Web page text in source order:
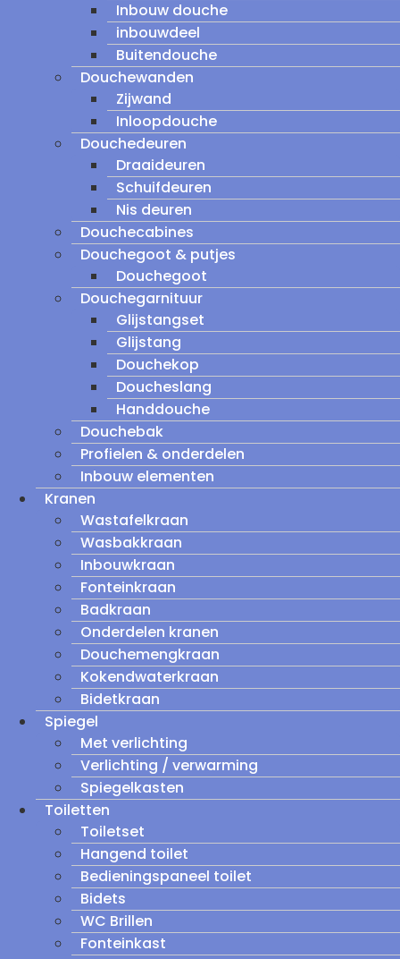
Inbouw douche
inbouwdeel
Buitendouche
Douchewanden
Zijwand
Inloopdouche
Douchedeuren
Draaideuren
Schuifdeuren
Nis deuren
Douchecabines
Douchegoot & putjes
Douchegoot
Douchegarnituur
Glijstangset
Glijstang
Douchekop
Doucheslang
Handdouche
Douchebak
Profielen & onderdelen
Inbouw elementen
Kranen
Wastafelkraan
Wasbakkraan
Inbouwkraan
Fonteinkraan
Badkraan
Onderdelen kranen
Douchemengkraan
Kokendwaterkraan
Bidetkraan
Spiegel
Met verlichting
Verlichting / verwarming
Spiegelkasten
Toiletten
Toiletset
Hangend toilet
Bedieningspaneel toilet
Bidets
WC Brillen
Fonteinkast